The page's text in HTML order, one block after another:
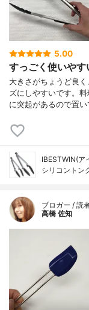
5.00
すっごく使いやす
大きさがちょうど良
ズにしやすいです。
に突起があるので置
IBESTWIN(ア
シリコントン
ブロガー / 読
高橋 佐知